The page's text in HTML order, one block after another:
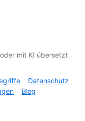
mit KI übersetzt
Datenschutz
Blog